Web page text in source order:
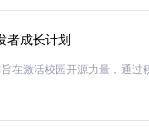
材的类型、学段和学科
页面地址，以"https://
存路径，工具将自动
者成长计划